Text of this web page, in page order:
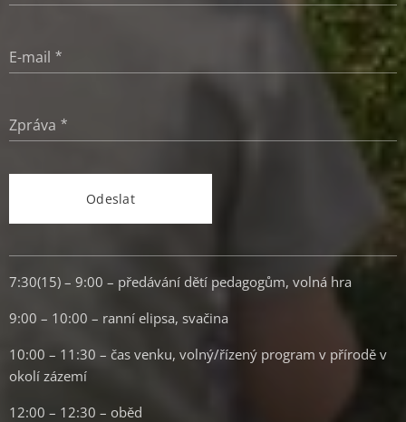
E-mail
Zpráva
Odeslat
7:30(15) – 9:00 – předávání dětí pedagogům, volná hra
9:00 – 10:00 – ranní elipsa, svačina
10:00 – 11:30 – čas venku, volný/řízený program v přírodě v
okolí zázemí
12:00 – 12:30 – oběd